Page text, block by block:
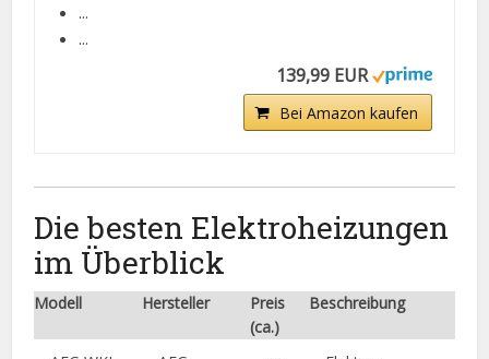
...
...
139,99 EUR
Bei Amazon kaufen
Die besten Elektroheizungen
im Überblick
Modell Hersteller
Preis
(ca.)
Beschreibung